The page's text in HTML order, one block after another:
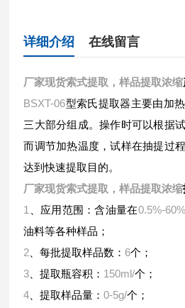
详细介绍 在线留言
厂家现货索式提取，样品提取浓缩
BSXT-06型索氏提取器主要由加
三大部分组成。操作时可以根据
而调节加热温度，试样在抽提过
达到快速提取目的。
厂家现货索式提取，样品提取浓缩
1 、应用范围：含油量在0.5%-60%
油料等各种样品；
2 、每批提取样品数： 6个；
3 、提取瓶容积： 150ml/个；
4 、提取样品量：0-5g/个；